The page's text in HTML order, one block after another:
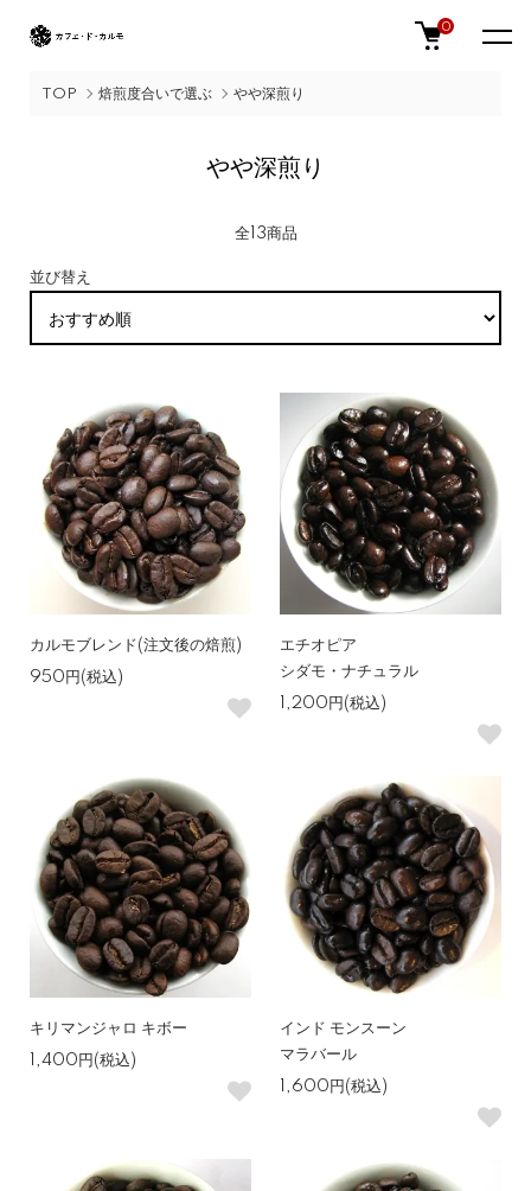
0
TOP 焙煎度合いで選ぶ やや深煎り
やや深煎り
全13商品
並び替え
カルモブレンド(注文後の焙煎)
950円(税込)
エチオピア
シダモ・ナチュラル
1,200円(税込)
キリマンジャロ キボー
1,400円(税込)
インド モンスーン
マラバール
1,600円(税込)